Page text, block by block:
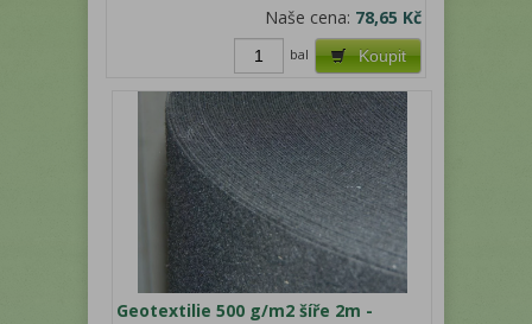
Naše cena: 78,65 Kč
Koupit
bal
Geotextilie 500 g/m2 šíře 2m -